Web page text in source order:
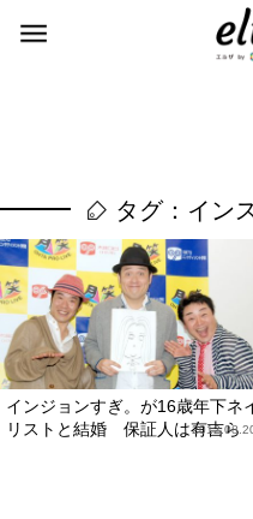
タグ：イン
インジョンすぎ。が16歳年下ネ
リストと結婚 保証人は有吉ら